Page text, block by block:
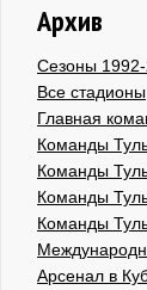
Архив
Сезоны
Все стадионы
Главная
Команды
Команды
Команды
Команды
Арсенал в